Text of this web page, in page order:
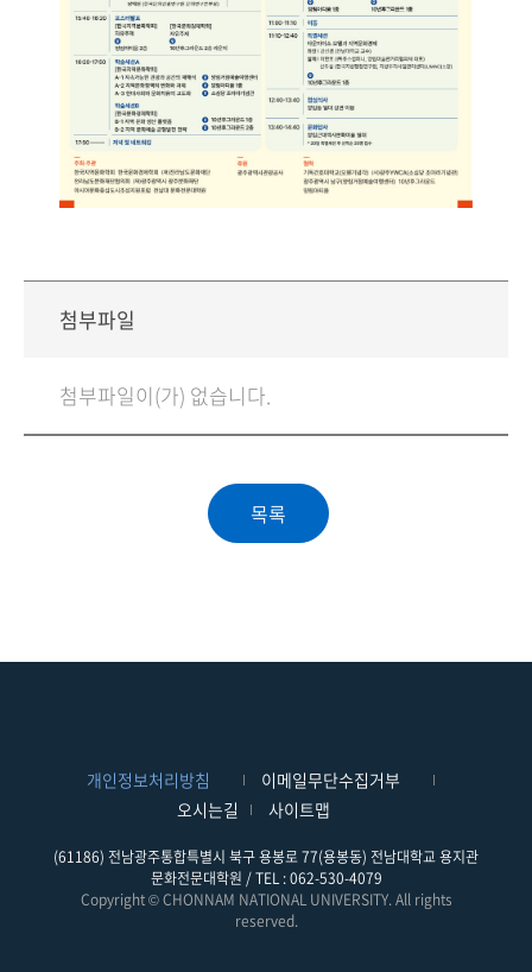
첨부파일
첨부파일이(가) 없습니다.
개인정보처리방침
이메일무단수집거부
오시는길
사이트맵
(61186) 전남광주통합특별시 북구 용봉로 77(용봉동) 전남대학교 용지관
문화전문대학원 / TEL : 062-530-4079
Copyright © CHONNAM NATIONAL UNIVERSITY. All rights
reserved.